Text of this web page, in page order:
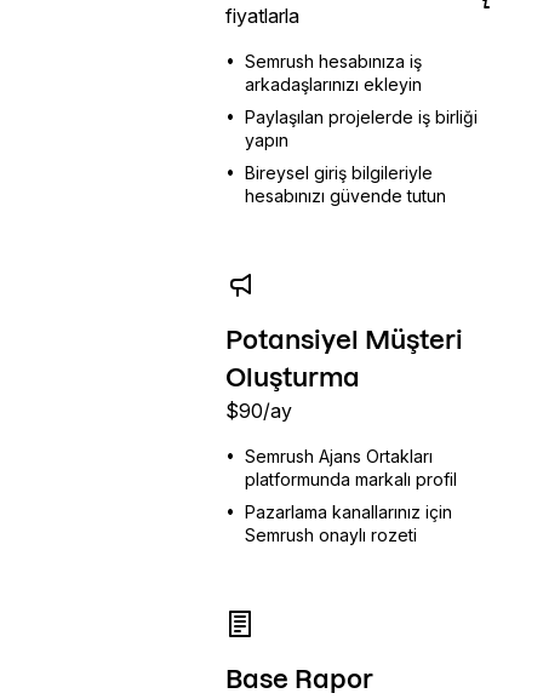
fiyatlarla
• Semrush hesabınıza iş
arkadaşlarınızı ekleyin
• Paylaşılan projelerde iş birliği
yapın
• Bireysel giriş bilgileriyle
hesabınızı güvende tutun
Potansiyel Müşteri
Oluşturma
$90/ay
• Semrush Ajans Ortakları
platformunda markalı profil
• Pazarlama kanallarınız için
Semrush onaylı rozeti
Base Rapor